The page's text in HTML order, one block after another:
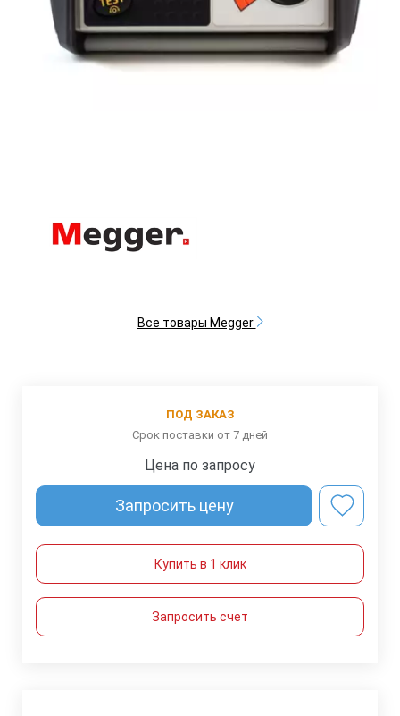
Все товары Megger
ПОД ЗАКАЗ
Срок поставки от 7 дней
Цена по запросу
Запросить цену
Купить в 1 клик
Запросить счет